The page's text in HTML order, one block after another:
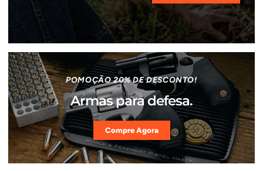
POMOÇÃO 20% DE DESCONTO!
Armas para defesa.
Compre Agora